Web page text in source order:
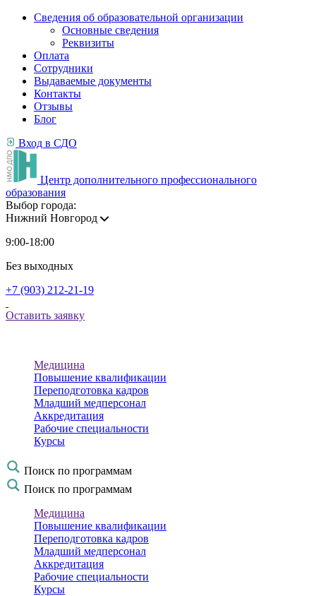
Сведения об образовательной организации
Основные сведения
Реквизиты
Оплата
Сотрудники
Выдаваемые документы
Контакты
Отзывы
Блог
Вход в СДО
Центр дополнительного профессионального
образования
Выбор города:
Нижний Новгород
9:00-18:00
Без выходных
+7 (903) 212-21-19
Оставить заявку
Медицина
Повышение квалификации
Переподготовка кадров
Младший медперсонал
Аккредитация
Рабочие специальности
Курсы
Поиск по программам
Поиск по программам
Медицина
Повышение квалификации
Переподготовка кадров
Младший медперсонал
Аккредитация
Рабочие специальности
Курсы